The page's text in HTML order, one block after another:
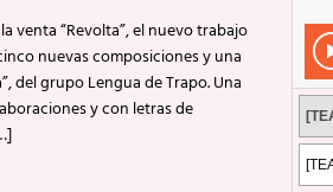
en Fuengirola.
REPORTAJES
PUBLICACIONES
venta “Revolta”, el nuevo trabajo
nuevas composiciones y una
del grupo Lengua de Trapo. Una
y con letras de